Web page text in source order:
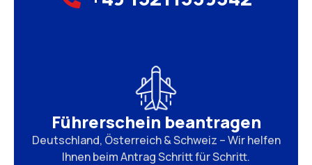
Führerschein beantragen
Deutschland, Österreich & Schweiz – Wir helfen
Ihnen beim Antrag Schritt für Schritt.